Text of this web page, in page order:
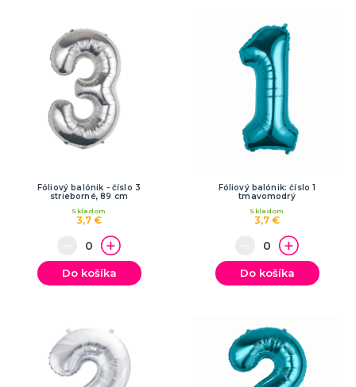
Fóliový balónik - číslo 3
strieborné, 89 cm
3,7 €
Skladom
Do košíka
Fóliový balónik: číslo 1
tmavomodrý
3,7 €
Skladom
Do košíka